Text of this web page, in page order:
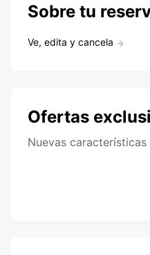
Sobre tu
Ve, edita y cancela
Ofertas
Nuevas